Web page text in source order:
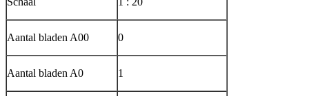
Aantal bladen A00 0
Aantal bladen A0 1